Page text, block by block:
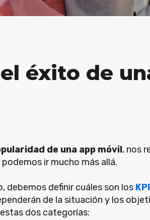
éxito de
de una app móvil, nos
ir mucho más allá.
debemos definir cuáles son los KPI
de la situación y los
dos categorías: